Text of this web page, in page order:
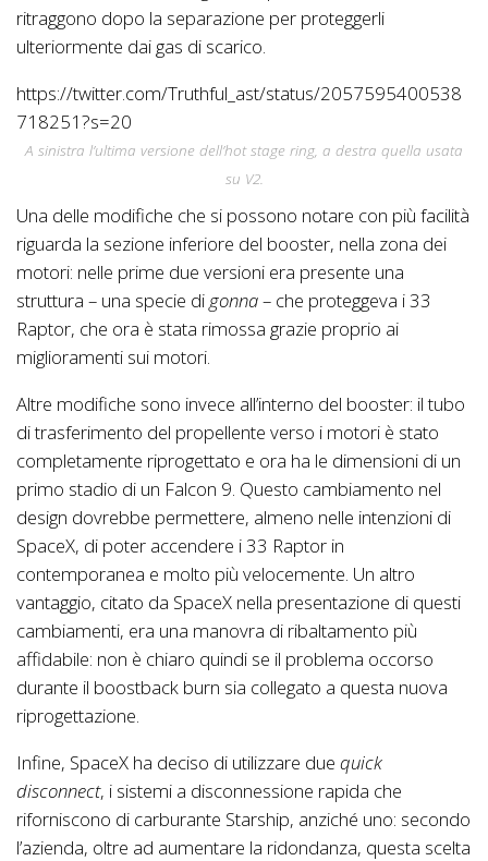
ritraggono dopo la separazione per proteggerli
ulteriormente dai gas di scarico.
https://twitter.com/Truthful_ast/status/2057595400538
718251?s=20
A sinistra l’ultima versione dell’hot stage ring, a destra quella usata
su V2.
Una delle modifiche che si possono notare con più facilità
riguarda la sezione inferiore del booster, nella zona dei
motori: nelle prime due versioni era presente una
struttura – una specie digonna– che proteggeva i 33
Raptor, che ora è stata rimossa grazie proprio ai
miglioramenti sui motori.
Altre modifiche sono invece all’interno del booster: il tubo
di trasferimento del propellente verso i motori è stato
completamente riprogettato e ora ha le dimensioni di un
primo stadio di un Falcon 9. Questo cambiamento nel
design dovrebbe permettere, almeno nelle intenzioni di
SpaceX, di poter accendere i 33 Raptor in
contemporanea e molto più velocemente. Un altro
vantaggio, citato da SpaceX nella presentazione di questi
cambiamenti, era una manovra di ribaltamento più
affidabile: non è chiaro quindi se il problema occorso
durante il boostback burn sia collegato a questa nuova
riprogettazione.
Infine, SpaceX ha deciso di utilizzare due quick
disconnect, i sistemi a disconnessione rapida che
riforniscono di carburante Starship, anziché uno: secondo
l’azienda, oltre ad aumentare la ridondanza, questa scelta